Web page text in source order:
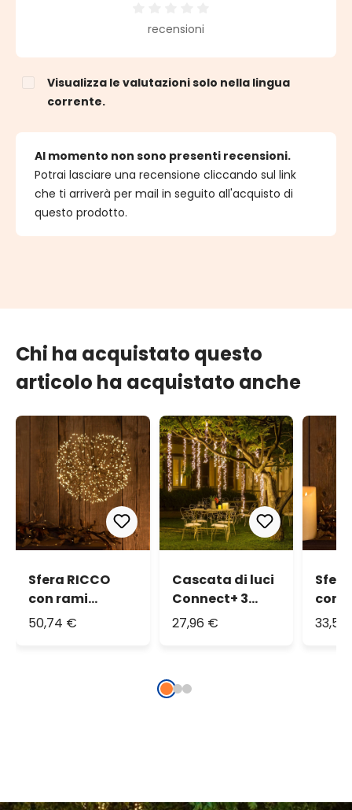
Valutazione media di 0 su 5 stelle
recensioni
Visualizza le valutazioni solo nella lingua
corrente.
Al momento non sono presenti recensioni.
Potrai lasciare una recensione cliccando sul link
che ti arriverà per mail in seguito all'acquisto di
questo prodotto.
Chi ha acquistato questo
articolo ha acquistato anche
Sfera RICCO
con rami
marroni, Ø 40
50,74 €
Cascata di luci
Connect+ 3
nastri, 300 led
27,96 €
con
33,51